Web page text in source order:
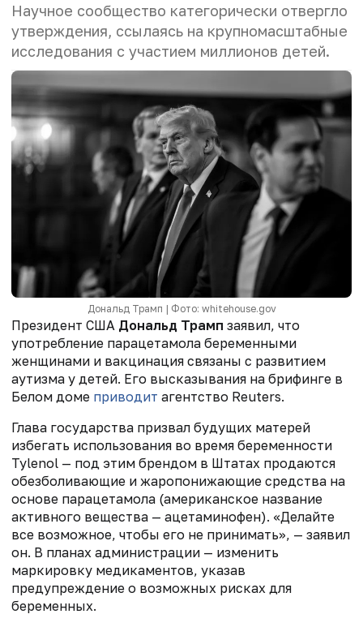
Научное сообщество категорически отвергло
утверждения, ссылаясь на крупномасштабные
исследования с участием миллионов детей.
Дональд Трамп | Фото: whitehouse.gov
Президент США Дональд Трамп заявил, что
употребление парацетамола беременными
женщинами и вакцинация связаны с развитием
аутизма у детей. Его высказывания на брифинге в
Белом доме приводит агентство Reuters.
Глава государства призвал будущих матерей
избегать использования во время беременности
Tylenol — под этим брендом в Штатах продаются
обезболивающие и жаропонижающие средства на
основе парацетамола (американское название
активного вещества — ацетаминофен). «Делайте
все возможное, чтобы его не принимать», — заявил
он. В планах администрации — изменить
маркировку медикаментов, указав
предупреждение о возможных рисках для
беременных.